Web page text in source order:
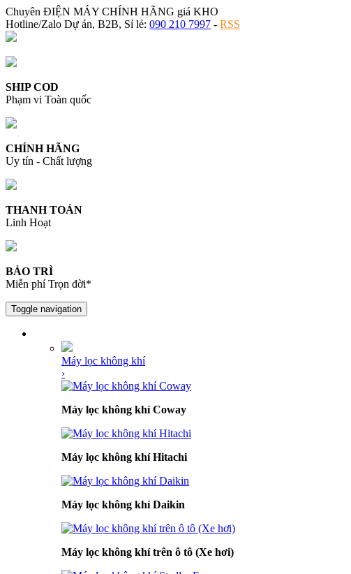
Chuyên ĐIỆN MÁY CHÍNH HÃNG giá KHO
Hotline/Zalo Dự án, B2B, Sỉ lẻ: 090 210 7997 - RSS
SHIP COD
Phạm vi Toàn quốc
CHÍNH HÃNG
Uy tín - Chất lượng
THANH TOÁN
Linh Hoạt
BẢO TRÌ
Miễn phí Trọn đời*
Toggle navigation
Máy lọc không khí
›
Máy lọc không khí Coway
Máy lọc không khí Hitachi
Máy lọc không khí Daikin
Máy lọc không khí trên ô tô (Xe hơi)